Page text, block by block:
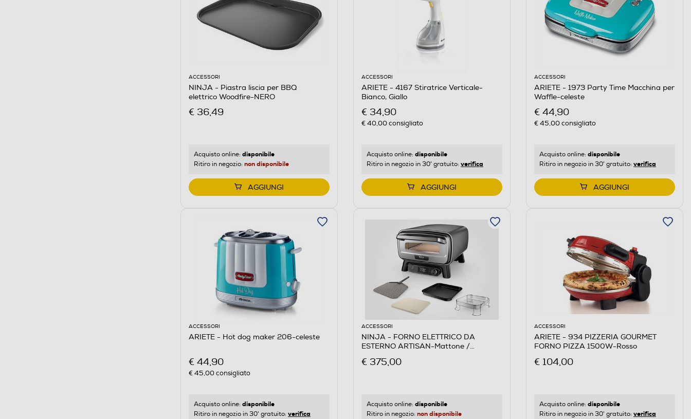
ACCESSORI
NINJA - Piastra liscia per BBQ
elettrico Woodfire-NERO
€ 36,49
Acquisto online: disponibile
Ritiro in negozio: non disponibile
AGGIUNGI
ACCESSORI
ARIETE - 4167 Stiratrice Verticale-
Bianco, Giallo
€ 34,90
€ 40,00consigliato
Acquisto online: disponibile
Ritiro in negozio in 30' gratuito: verifica
AGGIUNGI
ACCESSORI
ARIETE - 1973 Party Time Macchina per
Waffle-celeste
€ 44,90
€ 45,00consigliato
Acquisto online: disponibile
Ritiro in negozio in 30' gratuito: verifica
AGGIUNGI
ACCESSORI
ARIETE - Hot dog maker 206-celeste
€ 44,90
€ 45,00consigliato
Acquisto online: disponibile
Ritiro in negozio in 30' gratuito: verifica
ACCESSORI
NINJA - FORNO ELETTRICO DA
ESTERNO ARTISAN-Mattone /
€ 375,00
Acquisto online: disponibile
Ritiro in negozio: non disponibile
ACCESSORI
ARIETE - 934 PIZZERIA GOURMET
FORNO PIZZA 1500W-Rosso
€ 104,00
Acquisto online: disponibile
Ritiro in negozio in 30' gratuito: verifica